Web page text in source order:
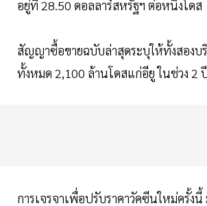
อยู่ที่ 28.50 ดอลลาร์สหรัฐฯ ต่อหนึ่งโดส
สัญญาซื้อขายฉบับล่าสุดระบุให้ทั้งสอง
ทั้งหมด 2,100 ล้านโดสแก่อียู ในช่วง 2
การเจรจาเพื่อปรับราคาวัคซีนใหม่ครั้ง